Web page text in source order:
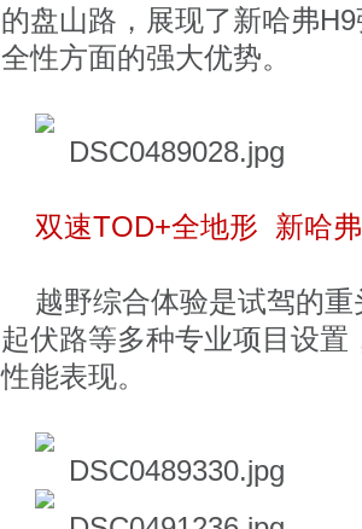
的盘山路，展现了新哈弗
全性方面的强大优势。
双速TOD+全地形 新哈
越野综合体验是试驾的
起伏路等多种专业项目设
性能表现。